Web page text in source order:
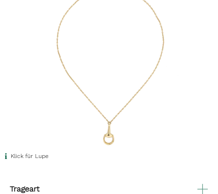
Klick für Lupe
Trageart